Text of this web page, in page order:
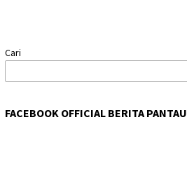
Cari
FACEBOOK OFFICIAL BERITA PANTAU